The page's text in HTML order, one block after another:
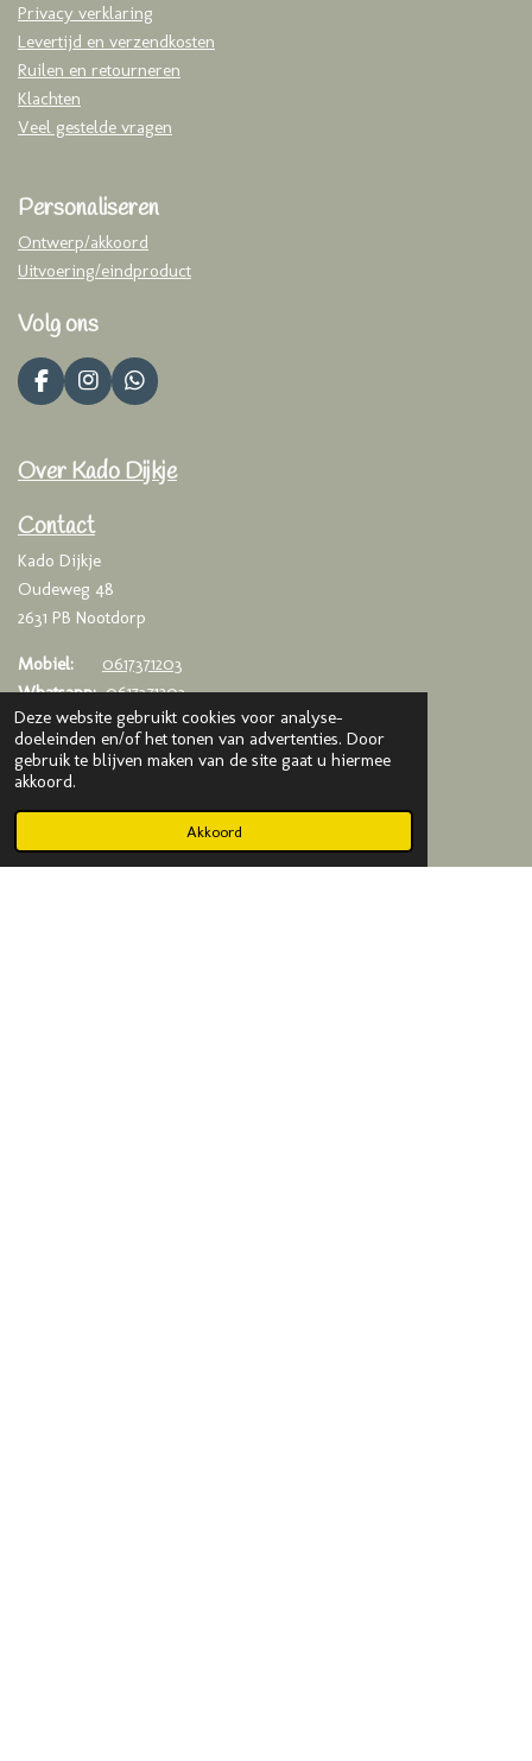
Deze website gebruikt cookies voor analyse-
doeleinden en/of het tonen van advertenties. Door
gebruik te blijven maken van de site gaat u hiermee
akkoord.
Akkoord
Privacy verklaring
Levertijd en verzendkosten
Ruilen en retourneren
Klachten
Veel gestelde vragen
Personaliseren
Ontwerp/akkoord
Uitvoering/eindproduct
Volg ons
F
a
b
o
k
I
n
a
r
a
m
W
h
s
Over Kado Dijkje
Contact
Kado Dijkje
Oudeweg 48
2631 PB Nootdorp
Mobiel:
0617371203
Whatsapp:0617371203
Email:
info@kadodijkje.nl
KVK: 75993376